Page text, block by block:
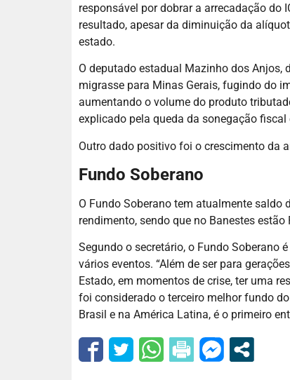
responsável por dobrar a arrecadação do
resultado, apesar da diminuição da
estado.
O deputado estadual Mazinho dos Anjos,
migrasse para Minas Gerais, fugindo do
aumentando o volume do produto
explicado pela queda da sonegação
Outro dado positivo foi o crescimento da
Fundo Soberano
O Fundo Soberano tem atualmente saldo
rendimento, sendo que no Banestes
Segundo o secretário, o Fundo Soberano
vários eventos. “Além de ser para
Estado, em momentos de crise, ter uma
foi considerado o terceiro melhor fundo
Brasil e na América Latina, é o primeiro